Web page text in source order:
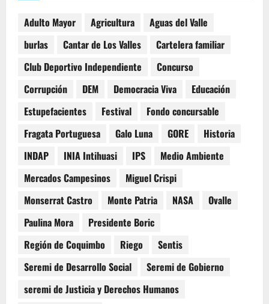
Adulto Mayor Agricultura
Aguas del Valle
burlas
Cantar de Los Valles
Cartelera familiar
Club Deportivo Independiente
Concurso
Corrupción
DEM Democracia Viva
Educación
Estupefacientes
Festival
Fondo concursable
Fragata Portuguesa
Galo Luna GORE
Historia
INDAP
INIA Intihuasi IPS
Medio Ambiente
Mercados Campesinos
Miguel Crispi
Monserrat Castro
Monte Patria NASA
Ovalle
Paulina Mora
Presidente Boric
Región de Coquimbo
Riego
Sentis
Seremi de Desarrollo Social
Seremi de Gobierno
seremi de Justicia y Derechos Humanos